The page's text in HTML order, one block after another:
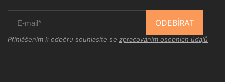
ODEBÍRAT
Přihlášením k odběru souhlasíte se zpracováním osobních údajů